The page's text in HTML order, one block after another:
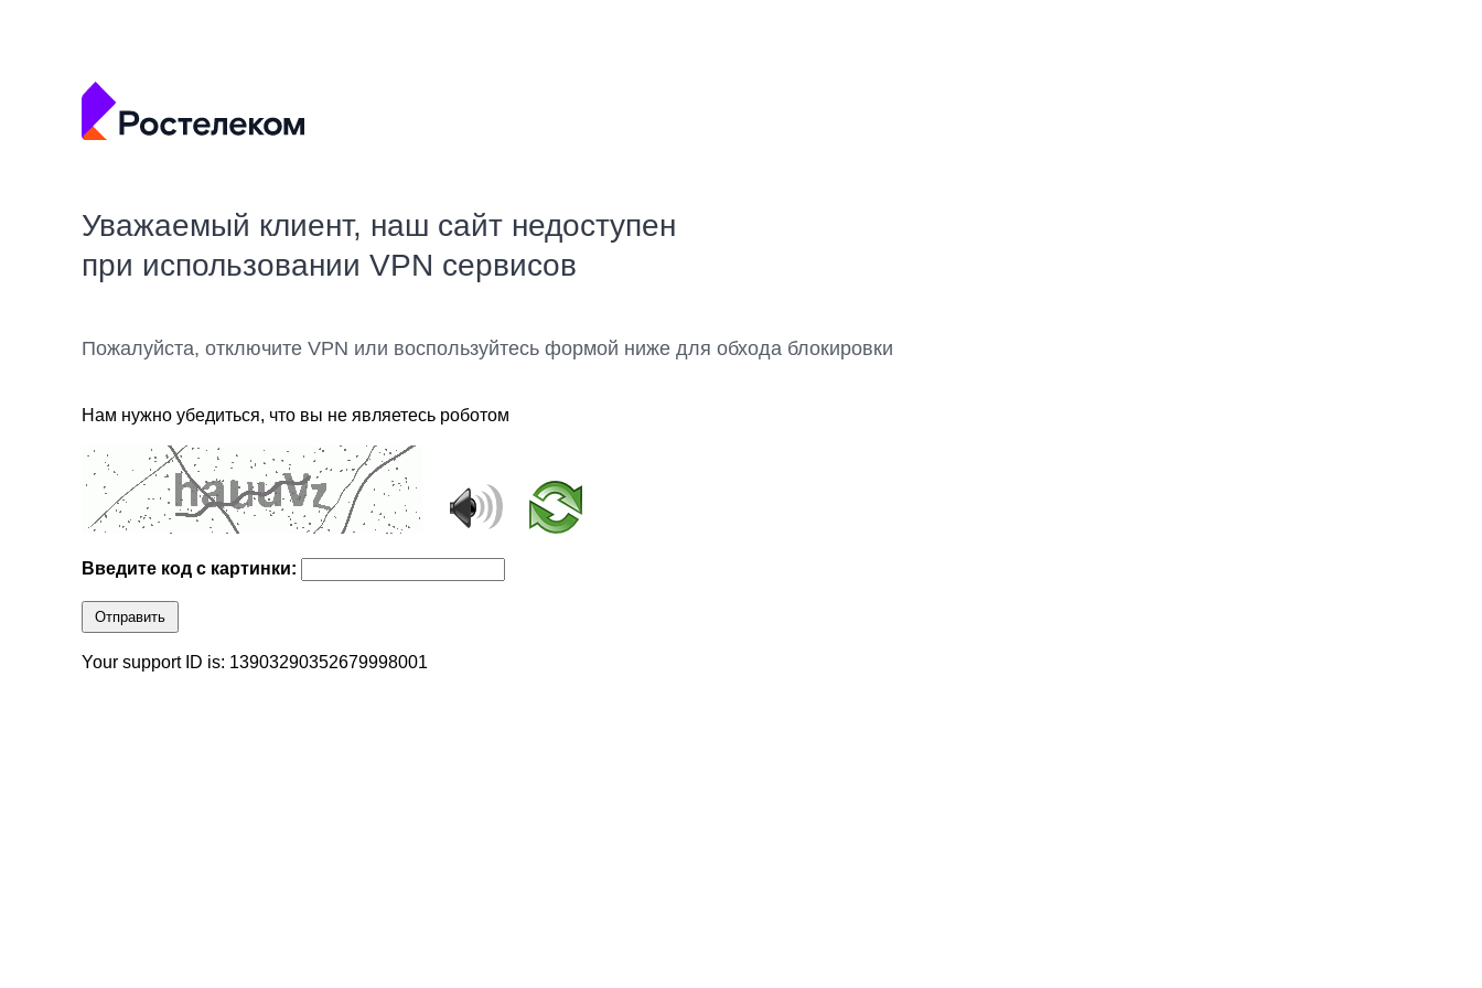
Уважаемый клиент, наш сайт недоступен
при использовании VPN сервисов
Пожалуйста, отключите VPN или воспользуйтесь формой ниже для обхода блокировки
Нам нужно убедиться, что вы не являетесь роботом
Введите код с картинки:
Отправить
Your support ID is: 13903290352679998001